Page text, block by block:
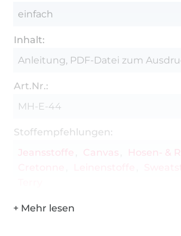
einfach
Inhalt:
Anleitung, PDF-Datei zum
Art.Nr.:
MH-E-44
Stoffempfehlungen:
Jeansstoffe
Canvas
Hosen- &